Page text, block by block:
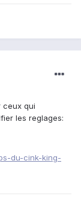
ceux qui
les reglages:
du-cink-king-